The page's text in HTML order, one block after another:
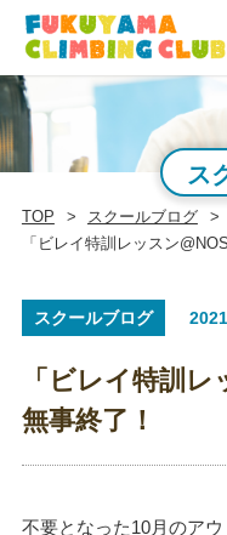
ス
TOP
スクールブログ
「ビレイ特訓レッスン
スクールブログ
「ビレイ特訓レ
無事終了！
不要となった10月のア